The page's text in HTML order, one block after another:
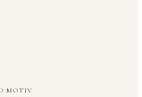
MOTIV